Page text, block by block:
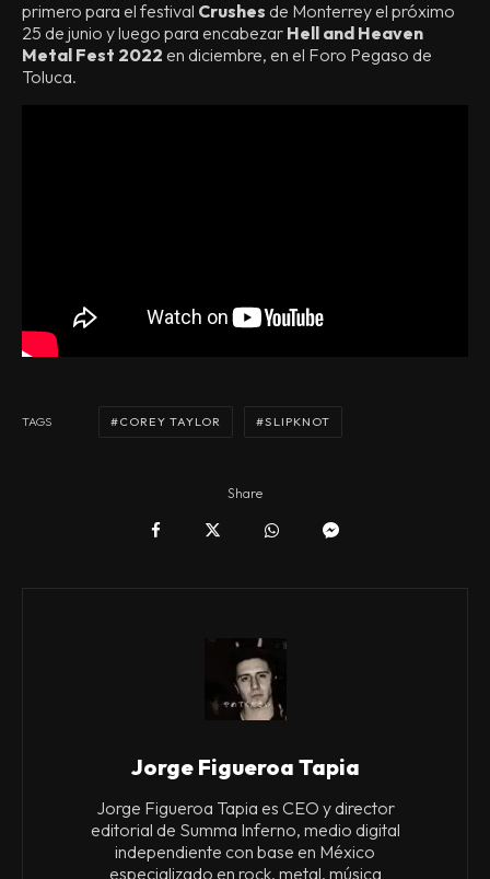
primero para el festival Crushes de Monterrey el próximo
25 de junio y luego para encabezar Hell and Heaven
Metal Fest 2022 en diciembre, en el Foro Pegaso de
Toluca.
TAGS COREY TAYLOR SLIPKNOT
Share
Jorge Figueroa Tapia
Jorge Figueroa Tapia es CEO y director
editorial de Summa Inferno, medio digital
independiente con base en México
especializado en rock, metal, música